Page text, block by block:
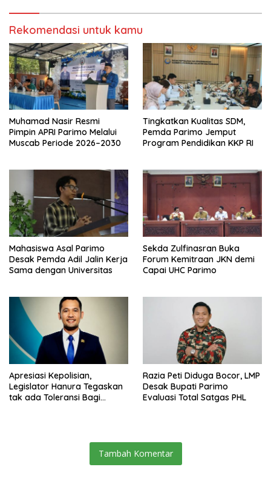
Rekomendasi untuk kamu
Muhamad Nasir Resmi
Pimpin APRI Parimo Melalui
Muscab Periode 2026–2030
Tingkatkan Kualitas SDM,
Pemda Parimo Jemput
Program Pendidikan KKP RI
Mahasiswa Asal Parimo
Desak Pemda Adil Jalin Kerja
Sama dengan Universitas
Sekda Zulfinasran Buka
Forum Kemitraan JKN demi
Capai UHC Parimo
Apresiasi Kepolisian,
Legislator Hanura Tegaskan
tak ada Toleransi Bagi
Razia Peti Diduga Bocor, LMP
Desak Bupati Parimo
Evaluasi Total Satgas PHL
Tambah Komentar